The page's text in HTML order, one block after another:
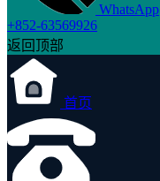
WhatsApp
+852-63569926
返回顶部
首页